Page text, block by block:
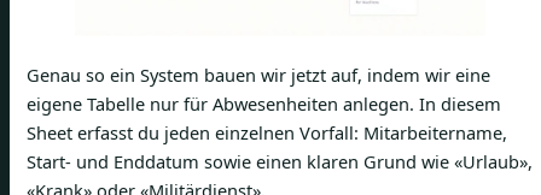
Genau so ein System bauen wir jetzt auf, indem wir eine
eigene Tabelle nur für Abwesenheiten anlegen. In diesem
Sheet erfasst du jeden einzelnen Vorfall: Mitarbeitername,
Start- und Enddatum sowie einen klaren Grund wie «Urlaub»,